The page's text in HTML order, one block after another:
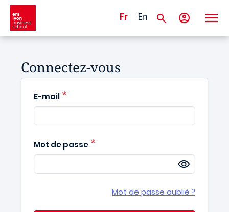
Aller au contenu principal
Fr En
Connectez-vous
E-mail
Mot de passe
Mot de passe oublié ?